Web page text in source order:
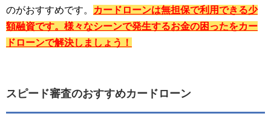
のがおすすめです。 カードローンは無担保で利用できる少
額融資です。様々なシーンで発生するお金の困ったをカー
ドローンで解決しましょう！
スピード審査のおすすめカードローン